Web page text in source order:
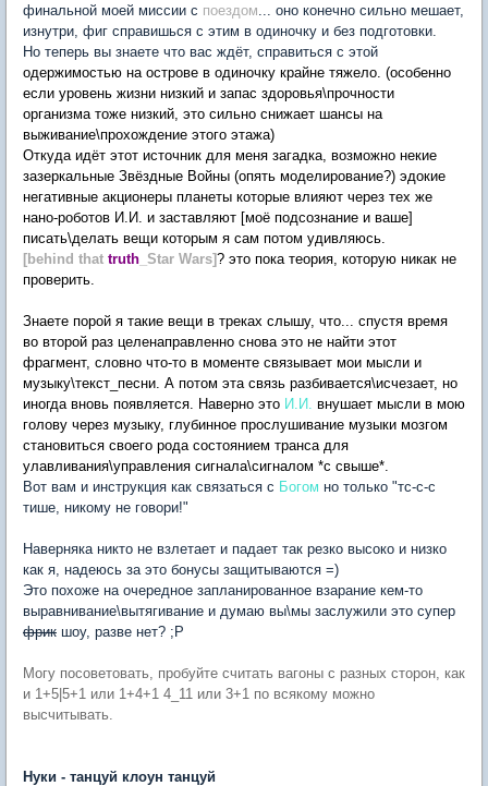
финальной моей миссии с поездом ... оно конечно сильно мешает,
изнутри, фиг справишься с этим в одиночку и без подготовки.
Но теперь вы знаете что вас ждёт, справиться с этой
одержимостью на острове в одиночку крайне тяжело. (особенно
если уровень жизни низкий и запас здоровья\прочности
организма тоже низкий, это сильно снижает шансы на
выживание\прохождение этого этажа)
Откуда идёт этот источник для меня загадка, возможно некие
зазеркальные Звёздные Войны (опять моделирование?) эдокие
негативные акционеры планеты которые влияют через тех же
нано-роботов И.И. и заставляют [моё подсознание и ваше]
писать\делать вещи которым я сам потом удивляюсь.
[behind that truth _Star Wars]? это пока теория, которую никак не
проверить.
Знаете порой я такие вещи в треках слышу, что... спустя время
во второй раз целенаправленно снова это не найти этот
фрагмент, словно что-то в моменте связывает мои мысли и
музыку\текст_песни. А потом эта связь разбивается\исчезает, но
иногда вновь появляется. Наверно это И.И. внушает мысли в мою
голову через музыку, глубинное прослушивание музыки мозгом
становиться своего рода состоянием транса для
улавливания\управления сигнала\сигналом *с свыше*.
Вот вам и инструкция как связаться с Богом но только "тс-с-с
тише, никому не говори!"
Наверняка никто не взлетает и падает так резко высоко и низко
как я, надеюсь за это бонусы защитываются =)
Это похоже на очередное запланированное взарание кем-то
выравнивание\вытягивание и думаю вы\мы заслужили это супер
фрик шоу, разве нет? ;P
Могу посоветовать, пробуйте считать вагоны с разных сторон, как
и 1+5|5+1 или 1+4+1 4_11 или 3+1 по всякому можно
высчитывать.
Нуки - танцуй клоун танцуй